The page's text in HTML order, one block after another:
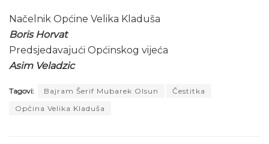
Načelnik Općine Velika Kladuša
Boris Horvat
Predsjedavajući Općinskog vijeća
Asim Veladzic
Tagovi: Bajram Šerif Mubarek Olsun
Čestitka
Općina Velika Kladuša